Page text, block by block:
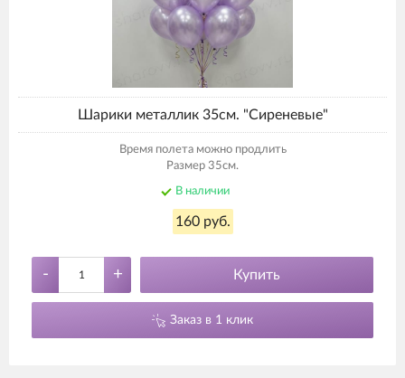
Шарики металлик 35см. "Сиреневые"
Время полета можно продлить
Размер 35см.
В наличии
160 руб.
- + Купить
Заказ в 1 клик